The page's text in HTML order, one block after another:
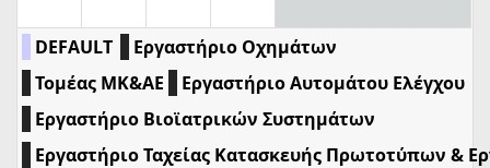
DEFAULT
Εργαστήριο Οχημάτων
Τομέας ΜΚ&ΑΕ
Εργαστήριο Αυτομάτου Ελέγχου
Εργαστήριο Βιοϊατρικών Συστημάτων
Εργαστήριο Ταχείας Κατασκευής Πρωτοτύπων &